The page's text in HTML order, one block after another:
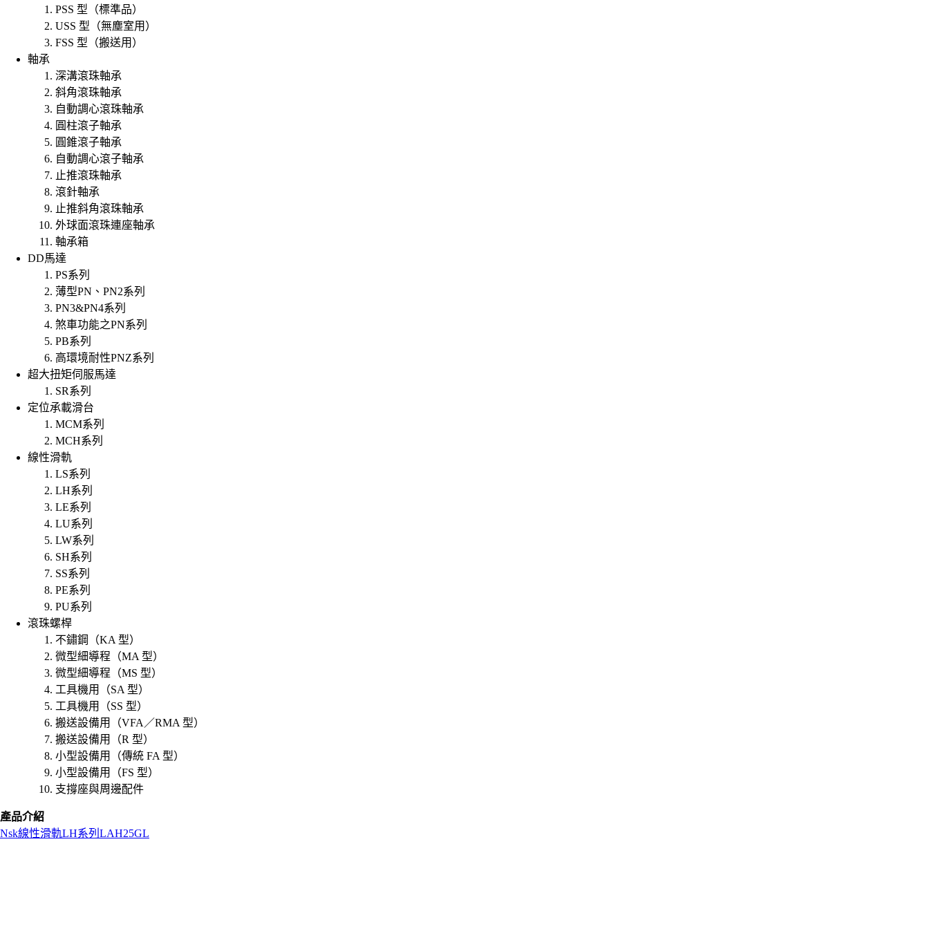
PSS 型（標準品）
USS 型（無塵室用）
FSS 型（搬送用）
軸承
深溝滾珠軸承
斜角滾珠軸承
自動調心滾珠軸承
圓柱滾子軸承
圓錐滾子軸承
自動調心滾子軸承
止推滾珠軸承
滾針軸承
止推斜角滾珠軸承
外球面滾珠連座軸承
軸承箱
DD馬達
PS系列
薄型PN、PN2系列
PN3&PN4系列
煞車功能之PN系列
PB系列
高環境耐性PNZ系列
超大扭矩伺服馬達
SR系列
定位承載滑台
MCM系列
MCH系列
線性滑軌
LS系列
LH系列
LE系列
LU系列
LW系列
SH系列
SS系列
PE系列
PU系列
滾珠螺桿
不鏽鋼（KA 型）
微型細導程（MA 型）
微型細導程（MS 型）
工具機用（SA 型）
工具機用（SS 型）
搬送設備用（VFA／RMA 型）
搬送設備用（R 型）
小型設備用（傳統 FA 型）
小型設備用（FS 型）
支撐座與周邊配件
產品介紹
Nsk線性滑軌LH系列 LAH25GL